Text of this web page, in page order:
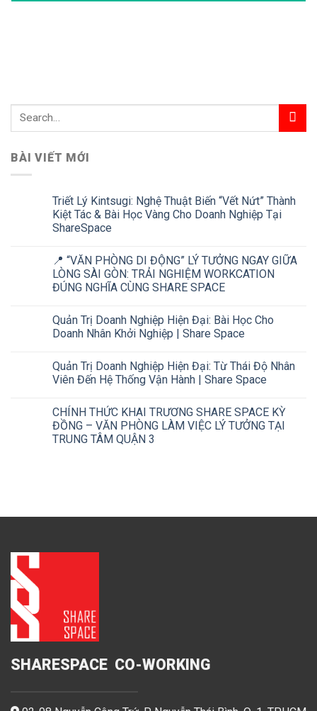
BÀI VIẾT MỚI
Triết Lý Kintsugi: Nghệ Thuật Biến “Vết Nứt” Thành
Kiệt Tác & Bài Học Vàng Cho Doanh Nghiệp Tại
ShareSpace
📍 “VĂN PHÒNG DI ĐỘNG” LÝ TƯỞNG NGAY GIỮA
LÒNG SÀI GÒN: TRẢI NGHIỆM WORKCATION
ĐÚNG NGHĨA CÙNG SHARE SPACE
Quản Trị Doanh Nghiệp Hiện Đại: Bài Học Cho
Doanh Nhân Khởi Nghiệp | Share Space
Quản Trị Doanh Nghiệp Hiện Đại: Từ Thái Độ Nhân
Viên Đến Hệ Thống Vận Hành | Share Space
CHÍNH THỨC KHAI TRƯƠNG SHARE SPACE KỲ
ĐỒNG – VĂN PHÒNG LÀM VIỆC LÝ TƯỞNG TẠI
TRUNG TÂM QUẬN 3
SHARESPACE CO-WORKING